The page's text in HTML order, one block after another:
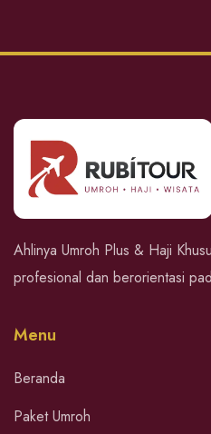
Ahlinya Umroh Plus & Haji
profesional dan berorientasi
Menu
Beranda
Paket Umroh